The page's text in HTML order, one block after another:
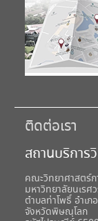
ติดต่อเรา
สถานบริการ
คณะวิทยาศาสตร์
มหาวิทยาลัยนเรศ
ตำบลท่าโพธิ์ อำเ
จังหวัดพิษณุโลก